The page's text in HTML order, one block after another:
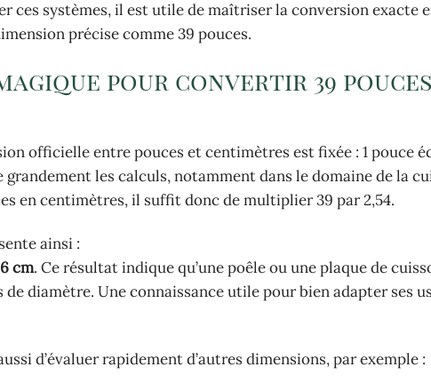
ces systèmes, il est utile de maîtriser la conversion exacte
précise comme 39 pouces.
pour convertir 39
officielle entre pouces et centimètres est fixée : 1 pouce
les calculs, notamment dans le domaine de la
en centimètres, il suffit donc de multiplier 39 par 2,54.
ainsi :
cm. Ce résultat indique qu’une poêle ou une plaque de
diamètre. Une connaissance utile pour bien adapter ses
d’évaluer rapidement d’autres dimensions, par exemple :